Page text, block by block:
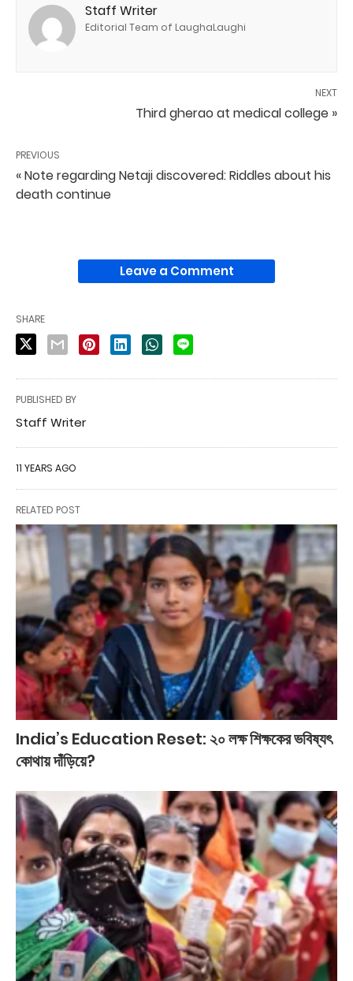
Staff Writer
Editorial Team of LaughaLaughi
NEXT
Third gherao at medical college »
PREVIOUS
« Note regarding Netaji discovered: Riddles about his
death continue
Leave a Comment
SHARE
PUBLISHED BY
Staff Writer
11 YEARS AGO
RELATED POST
India’s Education Reset: ২০ লক্ষ শিক্ষকের ভবিষ্যৎ
কোথায় দাঁড়িয়ে?